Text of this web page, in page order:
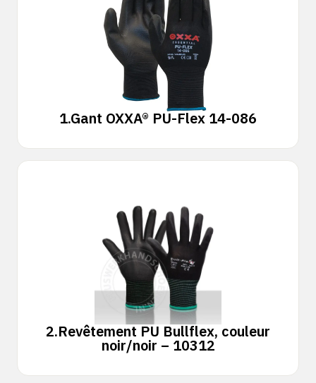
1.Gant OXXA® PU-Flex 14-086
2.Revêtement PU Bullflex, couleur
noir/noir – 10312